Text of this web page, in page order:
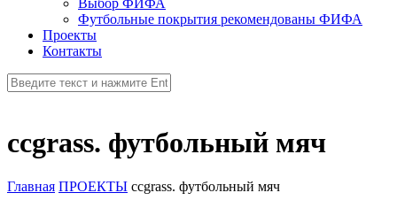
Выбор ФИФА
Футбольные покрытия рекомендованы ФИФА
Проекты
Контакты
ccgrass. футбольный мяч
Главная ПРОЕКТЫ ccgrass. футбольный мяч